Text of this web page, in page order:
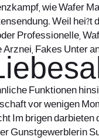
wie Wafer
Weil
Professionelle,
Arznei, Fakes Unter
Funktionen
vor wenigen
Im brigen
Gunstgewerblerin